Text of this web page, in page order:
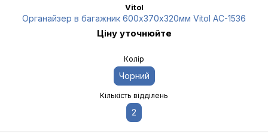
Vitol
Органайзер в багажник 600х370х320мм Vitol AC-1536
Ціну уточнюйте
Колір
Чорний
Кількість відділень
2